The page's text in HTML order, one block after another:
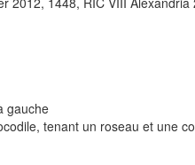
gauche
tenant un roseau et une